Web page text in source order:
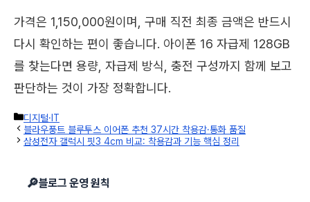
가격은 1,150,000원이며, 구매 직전 최종 금액은 반드시
다시 확인하는 편이 좋습니다. 아이폰 16 자급제 128GB
를 찾는다면 용량, 자급제 방식, 충전 구성까지 함께 보고
판단하는 것이 가장 정확합니다.
카
테
고
리
디지털·IT
블라우풍트 블루투스 이어폰 추천 37시간 착용감·통화 품질
삼성전자 갤럭시 핏3 4cm 비교: 착용감과 기능 핵심 정리
🔎블로그 운영 원칙